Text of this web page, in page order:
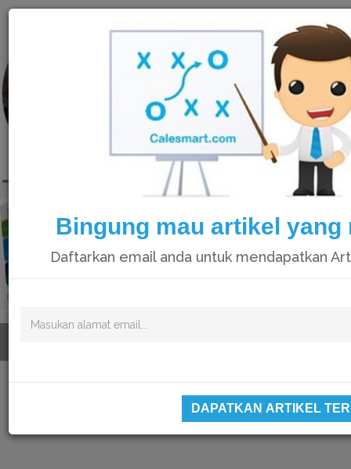
Calesmart
Video catatan kami di Youtube
Bingung mau artikel yang
Daftarkan email anda untuk mendapatkan
DAPATKAN ARTIKEL